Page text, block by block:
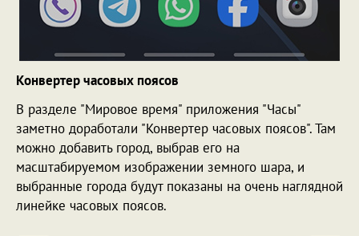
Конвертер часовых поясов
В разделе "Мировое время" приложения "Часы"
заметно доработали "Конвертер часовых поясов". Там
можно добавить город, выбрав его на
масштабируемом изображении земного шара, и
выбранные города будут показаны на очень наглядной
линейке часовых поясов.